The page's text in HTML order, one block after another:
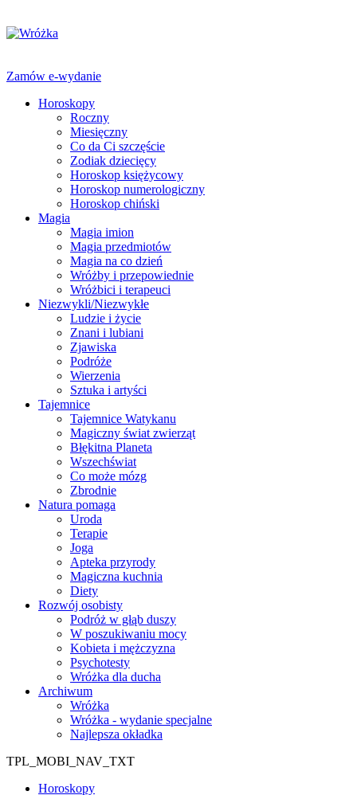
Zamów e-wydanie
Horoskopy
Roczny
Miesięczny
Co da Ci szczęście
Zodiak dziecięcy
Horoskop księżycowy
Horoskop numerologiczny
Horoskop chiński
Magia
Magia imion
Magia przedmiotów
Magia na co dzień
Wróżby i przepowiednie
Wróżbici i terapeuci
Niezwykli/Niezwykłe
Ludzie i życie
Znani i lubiani
Zjawiska
Podróże
Wierzenia
Sztuka i artyści
Tajemnice
Tajemnice Watykanu
Magiczny świat zwierząt
Błękitna Planeta
Wszechświat
Co może mózg
Zbrodnie
Natura pomaga
Uroda
Terapie
Joga
Apteka przyrody
Magiczna kuchnia
Diety
Rozwój osobisty
Podróż w głąb duszy
W poszukiwaniu mocy
Kobieta i mężczyzna
Psychotesty
Wróżka dla ducha
Archiwum
Wróżka
Wróżka - wydanie specjalne
Najlepsza okładka
TPL_MOBI_NAV_TXT
Horoskopy